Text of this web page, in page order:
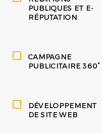
PUBLIQUES ET E-
RÉPUTATION
CAMPAGNE
PUBLICITAIRE 360°
DÉVELOPPEMENT
DE SITE WEB